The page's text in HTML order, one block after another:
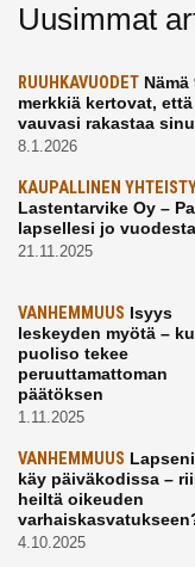
Uusimmat
RUUHKAVUODET Nämä
merkkiä kertovat, että
vauvasi rakastaa
8.1.2026
KAUPALLINEN
Lastentarvike Oy –
lapsellesi jo
21.11.2025
VANHEMMUUS Isyys
leskeyden myötä –
puoliso tekee
peruuttamattoman
päätöksen
1.11.2025
VANHEMMUUS
käy päiväkodissa –
heiltä oikeuden
4.10.2025